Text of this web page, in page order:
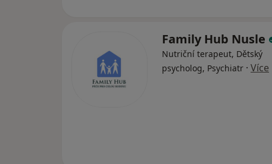
Family Hub Nusle
Nutriční terapeut, Dětský
psycholog, Psychiatr · Více